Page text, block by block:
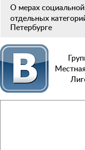
О мерах
отдельных
Петербурге